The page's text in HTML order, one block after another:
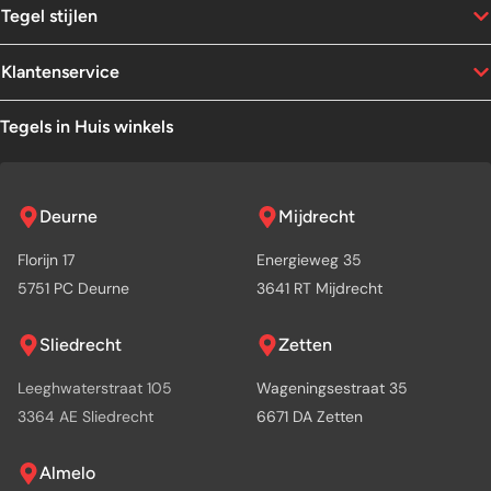
Tegel stijlen
Klantenservice
Tegels in Huis winkels
Deurne
Florijn 17
5751 PC Deurne
Mijdrecht
Energieweg 35
3641 RT Mijdrecht
Sliedrecht
Leeghwaterstraat 105
3364 AE Sliedrecht
Zetten
Wageningsestraat 35
6671 DA Zetten
Almelo